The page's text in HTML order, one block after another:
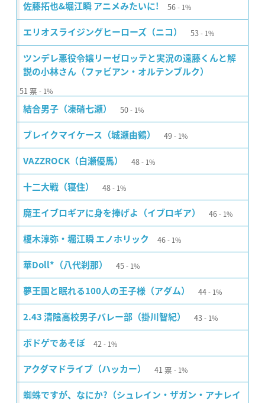
佐藤拓也&堀江瞬 アニメみたいに! 56 1%
エリオスライジングヒーローズ（ニコ） 53 1%
ツンデレ悪役令嬢リーゼロッテと実況の遠藤くんと解
説の小林さん（ファビアン・オルテンブルク）
51 票 1%
結合男子（凍硝七瀬） 50 1%
ブレイクマイケース（城瀬由鶴） 49 1%
VAZZROCK（白瀬優馬） 48 1%
十二大戦（寝住） 48 1%
魔王イブロギアに身を捧げよ（イブロギア） 46 1%
榎木淳弥・堀江瞬 エノホリック 46 1%
華Doll*（八代刹那） 45 1%
夢王国と眠れる100人の王子様（アダム） 44 1%
2.43 清陰高校男子バレー部（掛川智紀） 43 1%
ボドゲであそぼ 42 1%
アクダマドライブ（ハッカー） 41 票 1%
蜘蛛ですが、なにか?（シュレイン・ザガン・アナレイ